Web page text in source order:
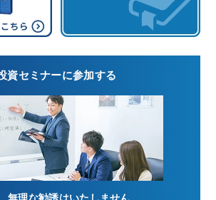
資セミナーに参加する